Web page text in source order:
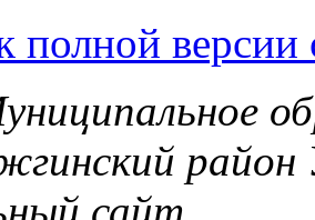
полной версии
район
сайт